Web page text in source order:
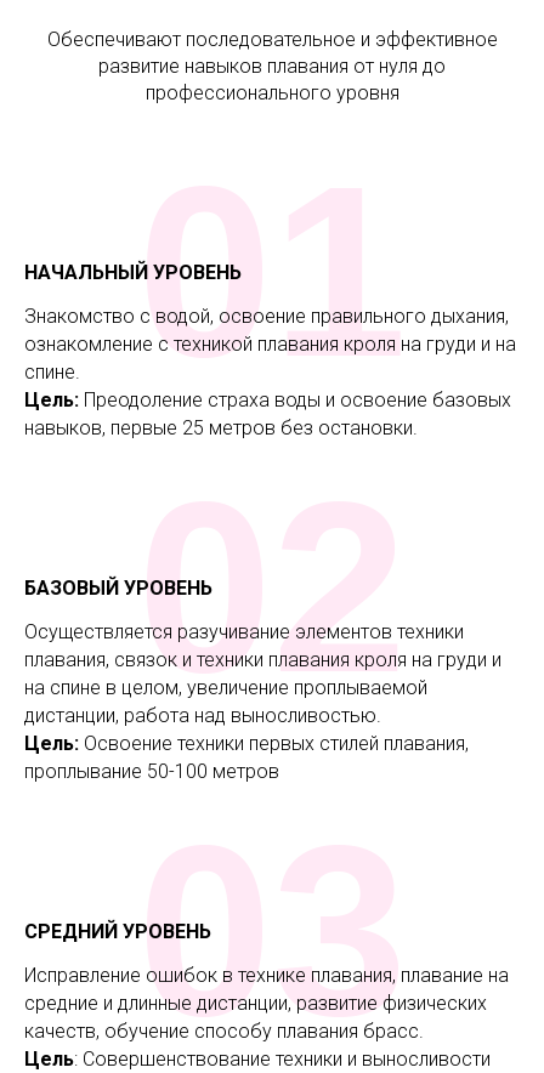
Обеспечивают последовательное и эффективное
развитие навыков плавания от нуля до
профессионального уровня
НАЧАЛЬНЫЙ УРОВЕНЬ
Знакомство с водой, освоение правильного дыхания,
ознакомление с техникой плавания кроля на груди и на
спине.
Цель: Преодоление страха воды и освоение базовых
навыков, первые 25 метров без остановки.
01
БАЗОВЫЙ УРОВЕНЬ
Осуществляется разучивание элементов техники
плавания, связок и техники плавания кроля на груди и
на спине в целом, увеличение проплываемой
дистанции, работа над выносливостью.
Цель: Освоение техники первых стилей плавания,
проплывание 50-100 метров
02
СРЕДНИЙ УРОВЕНЬ
Исправление ошибок в технике плавания, плавание на
средние и длинные дистанции, развитие физических
качеств, обучение способу плавания брасс.
Цель: Совершенствование техники и выносливости
03